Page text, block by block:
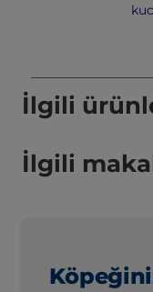
İlgili
İlgili